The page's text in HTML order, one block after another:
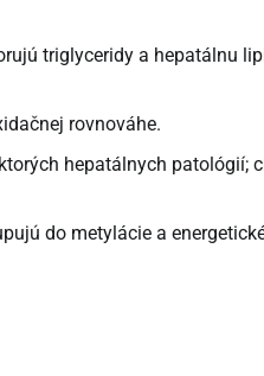
triglyceridy a hepatálnu
rovnováhe.
hepatálnych patológií;
do metylácie a